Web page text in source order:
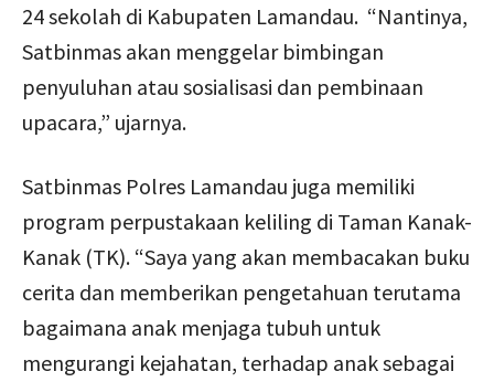
24 sekolah di Kabupaten Lamandau. “Nantinya,
Satbinmas akan menggelar bimbingan
penyuluhan atau sosialisasi dan pembinaan
upacara,” ujarnya.
Satbinmas Polres Lamandau juga memiliki
program perpustakaan keliling di Taman Kanak-
Kanak (TK). “Saya yang akan membacakan buku
cerita dan memberikan pengetahuan terutama
bagaimana anak menjaga tubuh untuk
mengurangi kejahatan, terhadap anak sebagai